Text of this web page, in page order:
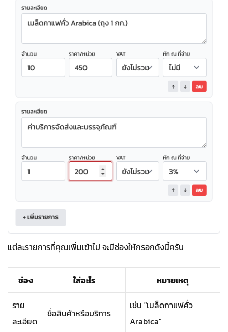
แต่ละรายการที่คุณเพิ่มเข้าไป จะมีช่องให้กรอกดังนี้ครับ
ช่อง ใส่อะไร หมายเหตุ
ราย
ละเอียด
ชื่อสินค้าหรือบริการ
เช่น "เมล็ดกาแฟคั่ว
Arabica"